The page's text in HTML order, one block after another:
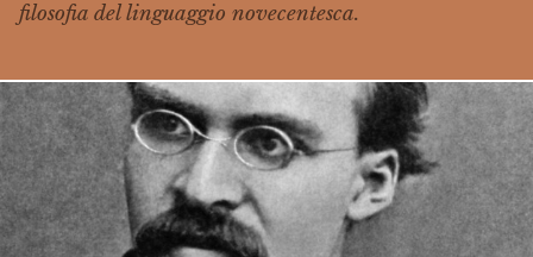
filosofia del linguaggio novecentesca.